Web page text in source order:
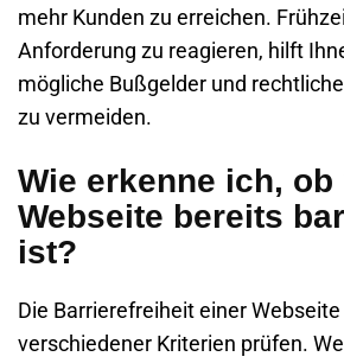
mehr Kunden zu erreichen.
Anforderung zu reagieren, hilft
mögliche Bußgelder und
zu vermeiden.
Wie erkenne ich, ob
Webseite bereits
ist?
Die Barrierefreiheit einer Webseite
verschiedener Kriterien prüfen.